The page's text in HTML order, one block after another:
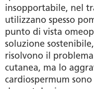
insopportabile, nel
utilizzano spesso
punto di vista
soluzione
risolvono il
cutanea, ma lo
cardiospermum